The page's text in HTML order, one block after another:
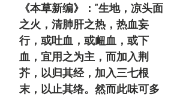
《本草新编》："生地，凉头面
之火，清肺肝之热，热血妄
行，或吐血，或衄血，或下
血，宜用之为主，而加入荆
芥，以归其经，加入三七根
末，以止其络。然而此味可多